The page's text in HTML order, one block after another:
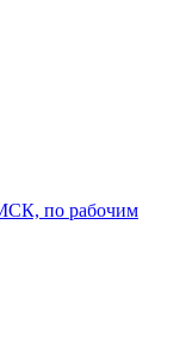
по рабочим